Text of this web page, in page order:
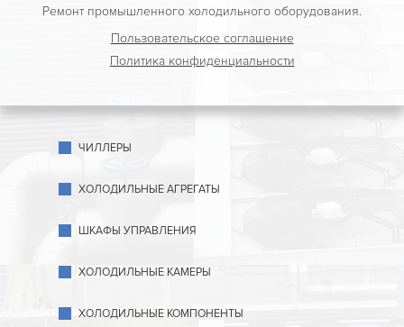
Ремонт промышленного холодильного оборудования.
Пользовательское соглашение
Политика конфиденциальности
ЧИЛЛЕРЫ
ХОЛОДИЛЬНЫЕ АГРЕГАТЫ
ШКАФЫ УПРАВЛЕНИЯ
ХОЛОДИЛЬНЫЕ КАМЕРЫ
ХОЛОДИЛЬНЫЕ КОМПОНЕНТЫ